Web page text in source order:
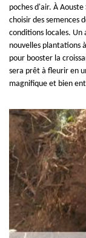
poches d'air. À
choisir des semences
conditions locales. Un
nouvelles plantations
pour booster la
sera prêt à fleurir en
magnifique et bien